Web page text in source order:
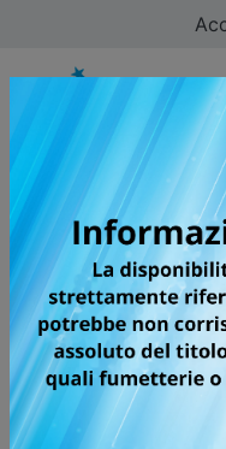
Shop
INFO PAGAMENTO